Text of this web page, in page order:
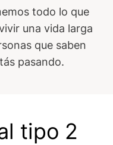
todo lo que
una vida larga
que saben
pasando.
tipo 2